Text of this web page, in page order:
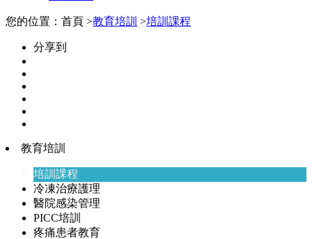
您的位置：首頁 >教育培訓 >培訓課程
分享到
教育培訓
培訓課程
冷凍治療護理
醫院感染管理
PICC培訓
疼痛患者教育